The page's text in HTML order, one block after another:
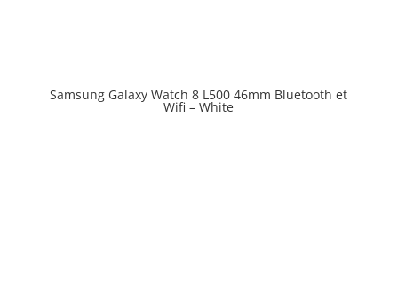
Prix en baisse
Samsung Galaxy Watch 8 L500 46mm Bluetooth et
Wifi – White